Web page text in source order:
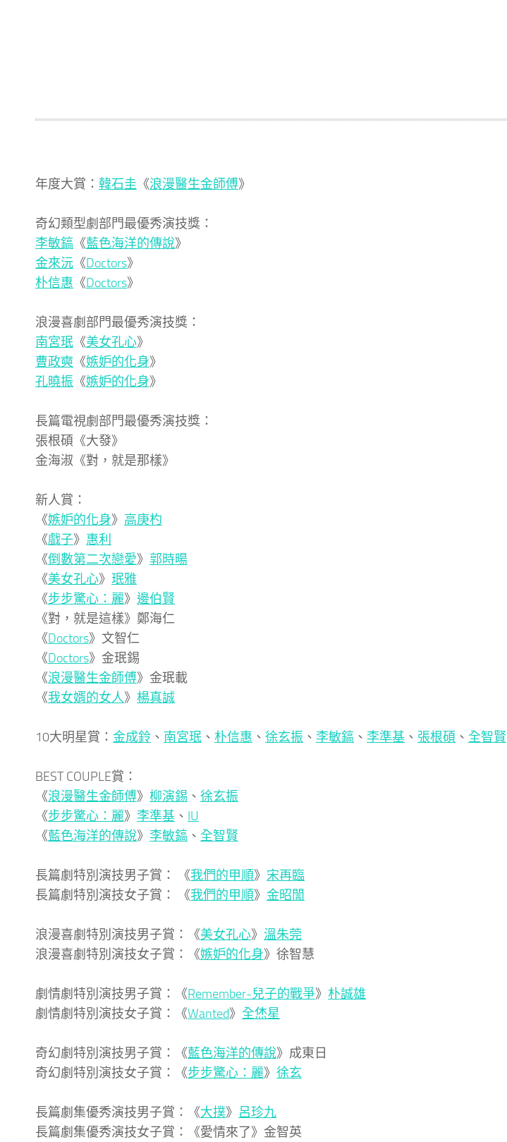
年度大賞： 韓石圭 《浪漫醫生金師傅》
奇幻類型劇部門最優秀演技獎：
李敏鎬 《藍色海洋的傳說》
金來沅 《Doctors》
朴信惠 《Doctors》
浪漫喜劇部門最優秀演技獎：
南宮珉 《美女孔心》
曹政奭 《嫉妒的化身》
孔曉振 《嫉妒的化身》
長篇電視劇部門最優秀演技獎：
張根碩《大發》
金海淑《對，就是那樣》
新人賞：
《嫉妒的化身》 高庚杓
《戲子》 惠利
《倒數第二次戀愛》 郭時暘
《美女孔心》 珉雅
《步步驚心：麗》 邊伯賢
《對，就是這樣》鄭海仁
《Doctors》文智仁
《Doctors》金珉錫
《浪漫醫生金師傅》金珉載
《我女婿的女人》 楊真誠
10大明星賞： 金成鈴 、 南宮珉 、 朴信惠 、 徐玄振 、 李敏鎬 、 李準基 、 張根碩 、 全智賢
BEST COUPLE賞：
《浪漫醫生金師傅》 柳演錫 、 徐玄振
《步步驚心：麗》 李準基 、 IU
《藍色海洋的傳說》 李敏鎬 、 全智賢
長篇劇特別演技男子賞： 《我們的甲順》 宋再臨
長篇劇特別演技女子賞： 《我們的甲順》 金昭誾
浪漫喜劇特別演技男子賞：《美女孔心》 溫朱莞
浪漫喜劇特別演技女子賞：《嫉妒的化身》徐智慧
劇情劇特別演技男子賞：《Remember-兒子的戰爭》 朴誠雄
劇情劇特別演技女子賞：《Wanted》 全烋星
奇幻劇特別演技男子賞：《藍色海洋的傳說》成東日
奇幻劇特別演技女子賞：《步步驚心：麗》 徐玄
長篇劇集優秀演技男子賞：《大撲》 呂珍九
長篇劇集優秀演技女子賞：《愛情來了》金智英